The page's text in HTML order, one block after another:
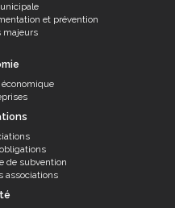
et prévention
majeurs
de subvention
associations